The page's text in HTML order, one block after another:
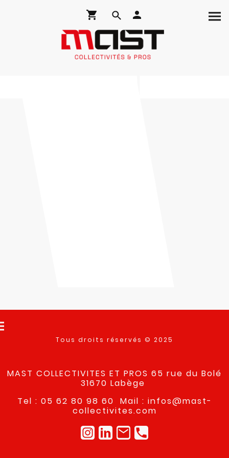
Tous droits réservés © 2025
MAST COLLECTIVITES ET PROS 65 rue du Bolé
31670 Labège
Tel : 05 62 80 98 60 Mail : infos@mast-
collectivites.com